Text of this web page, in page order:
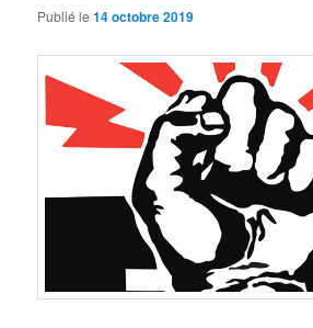
Publié le14 octobre 2019